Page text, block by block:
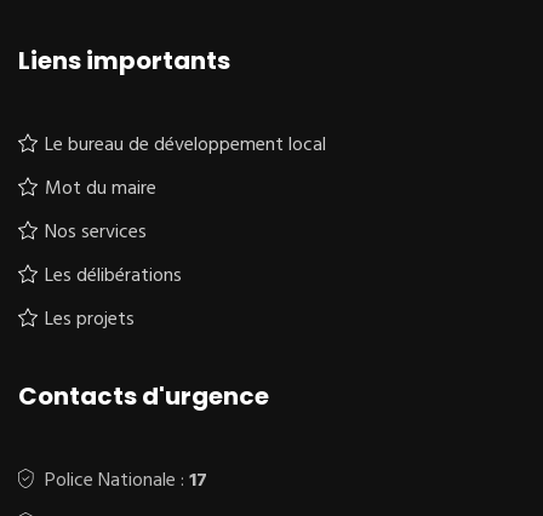
Liens importants
Le bureau de développement local
Mot du maire
Nos services
Les délibérations
Les projets
Contacts d'urgence
Police Nationale :17